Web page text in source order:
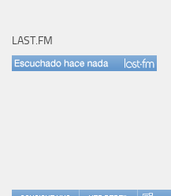
LAST.FM